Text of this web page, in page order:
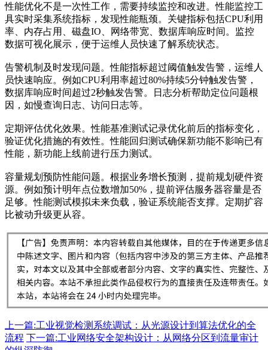
性能优化不是一次性工作，需要持续监控和改进。性能监控工
具实时采集系统指标，发现性能瓶颈。关键指标包括CPU利用
率、内存占用、磁盘IO、网络带宽、数据库响应时间。监控
数据可视化展示，便于运维人员快速了解系统状态。
告警机制及时发现问题。性能指标超过阈值触发告警，运维人
员快速响应。例如CPU利用率超过80%持续5分钟触发告警，
数据库响应时间超过2秒触发告警。日志分析帮助定位问题根
因，如慢查询日志、访问日志等。
定期评估优化效果。性能基准测试记录优化前后的指标变化，
验证优化措施的有效性。性能回归测试确保新功能不影响已有
性能，新功能上线前进行压力测试。
容量规划预防性能问题。根据业务增长预测，提前规划硬件资
源。例如预计明年点位数增加50%，提前评估服务器容量是否
足够。性能测试模拟未来负载，验证系统能否支撑。定期扩容
比被动升级更从容。
上一篇:工业视觉检测系统调试：从光源设计到算法优化的全
流程 下一篇:工业网络安全架构设计：从网络分区到流量审计